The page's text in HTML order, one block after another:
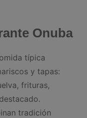
Onuba
típica
y tapas:
frituras,
tradición